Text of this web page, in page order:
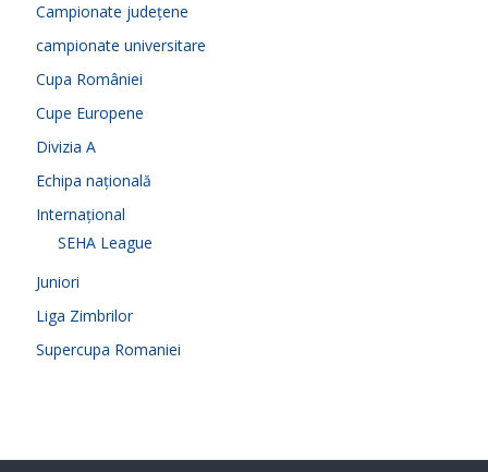
Campionate județene
campionate universitare
Cupa României
Cupe Europene
Divizia A
Echipa națională
Internațional
SEHA League
Juniori
Liga Zimbrilor
Supercupa Romaniei